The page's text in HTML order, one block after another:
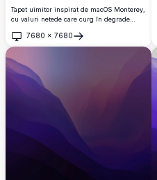
Tapet uimitor inspirat de macOS Monterey,
cu valuri netede care curg în degrade
portocaliu.
7680 × 7680
Deschide